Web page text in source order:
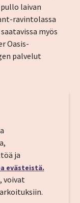
laivan
ravintolassa
myös
Oasis-
palvelut
ja
evästeistä.
voivat